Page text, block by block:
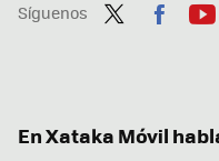
Síguenos
En Xataka Móvil